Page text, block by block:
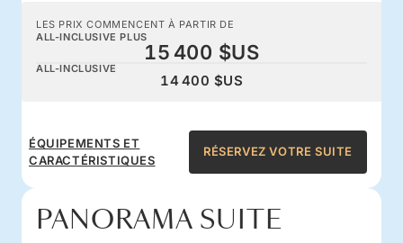
LES PRIX COMMENCENT À PARTIR DE
ALL-INCLUSIVE PLUS
15 400 $US
ALL-INCLUSIVE
14 400 $US
ÉQUIPEMENTS ET
CARACTÉRISTIQUES
RÉSERVEZ VOTRE SUITE
PANORAMA SUITE